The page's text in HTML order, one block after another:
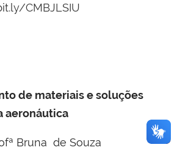
CMBJLSIU
de materiais e soluções
aeronáutica
Bruna de Souza